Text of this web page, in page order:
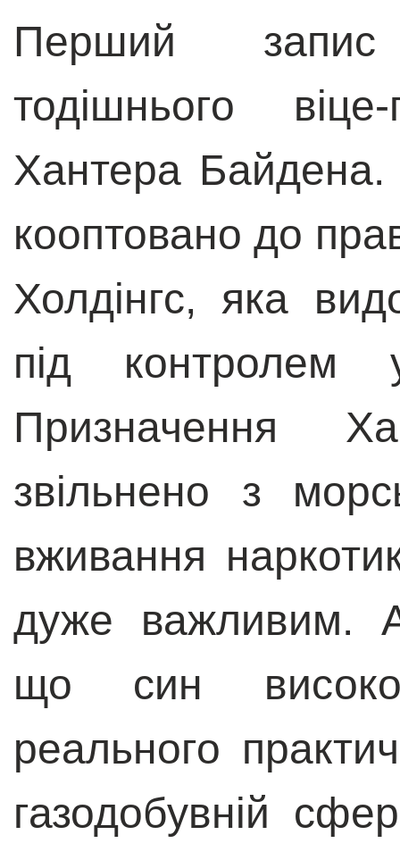
Перший
тодішнього
Хантера
кооптовано до
Холдінгс, яка
під контролем
Призначення
звільнено з
вживання
дуже важливим.
що син
реального
газодобувній